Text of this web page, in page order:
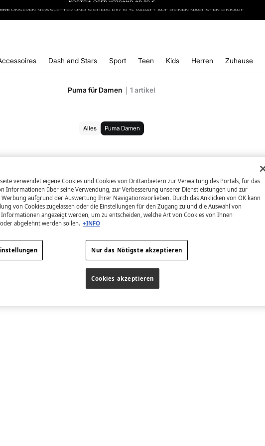
UNSEREN NEWSLETTER UND SICHERE DIR 10 % RABATT AUF DEINEN NÄCHSTEN EINKAUF
Dash and Stars Sport Teen Kids Herren Zuhause
Puma für Damen 1 artikel
Alles Puma Damen
verwendet eigene Cookies und Cookies von Drittanbietern zur Verwaltung des Portals, für das
Informationen über seine Verwendung, zur Verbesserung unserer Dienstleistungen und zur
Werbung aufgrund der Auswertung Ihrer Navigationsvorlieben. Durch das Anklicken von OK kann
von Cookies zugelassen oder die Einstellungen für den Zugang zu und die Auswahl von
angezeigt werden, um zu entscheiden, welche Art von Cookies von Ihnen
abgelehnt werden sollen. +INFO
Nur das Nötigste akzeptieren
Cookies akzeptieren